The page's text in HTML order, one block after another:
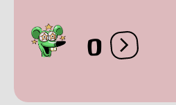
0 Ouvrir